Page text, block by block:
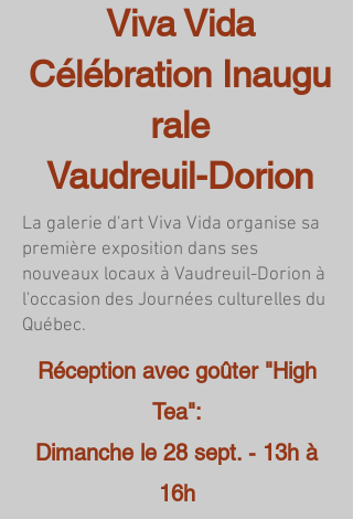
Viva Vida
Célébration Inaugu
rale
Vaudreuil-Dorion
La galerie d'art Viva Vida organise sa
première exposition dans ses
nouveaux locaux à Vaudreuil-Dorion à
l'occasion des Journées culturelles du
Québec.
Réception avec goûter "High
Tea":
Dimanche le 28 sept. - 13h à
16h